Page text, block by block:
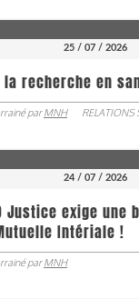
25 / 07 / 2026
recherche en
parMNH RELATIONS
24 / 07 / 2026
Justice exige une
Intériale !
parMNH